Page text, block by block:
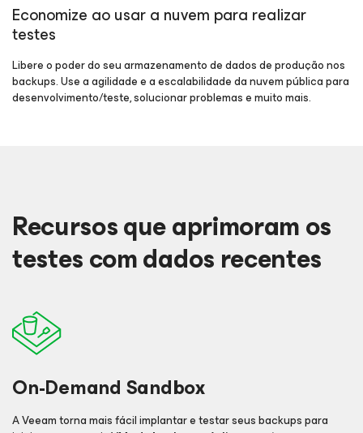
Economize ao usar a nuvem para realizar
testes
Libere o poder do seu armazenamento de dados de produção nos
backups. Use a agilidade e a escalabilidade da nuvem pública para
desenvolvimento/teste, solucionar problemas e muito mais.
Recursos que aprimoram os
testes com dados recentes
On-Demand Sandbox
A Veeam torna mais fácil implantar e testar seus backups para